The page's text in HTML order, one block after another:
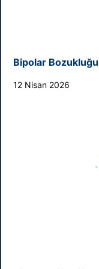
Bipolar
12 Nisan 2026